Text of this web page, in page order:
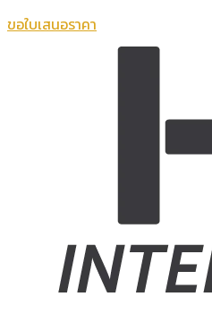
ขอใบเสนอราคา